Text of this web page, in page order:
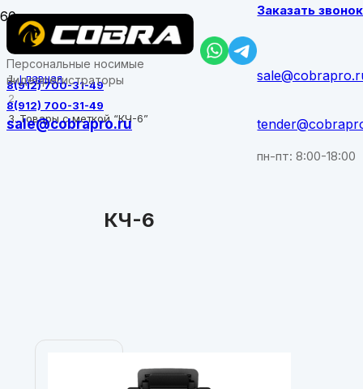
Персональные носимые
видеорегистраторы
Заказать звонок
пн-пт: 8:00-18:00
8(912) 700-31-49
8(912) 700-31-49
sale@cobrapro.ru
Главная
Товары с меткой “КЧ-6”
КЧ-6